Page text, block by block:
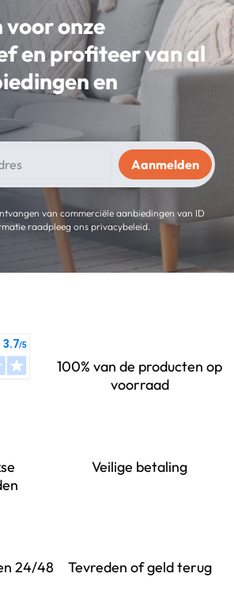
voor onze
en profiteer van al
en
van commerciële aanbiedingen van ID
raadpleeg ons privacybeleid.
100% van de producten op
voorraad
Veilige betaling
24/48
Tevreden of geld terug